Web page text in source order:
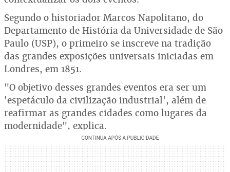
Segundo o historiador Marcos Napolitano, do
Departamento de História da Universidade de São
Paulo (USP), o primeiro se inscreve na tradição
das grandes exposições universais iniciadas em
Londres, em 1851.
"O objetivo desses grandes eventos era ser um
'espetáculo da civilização industrial', além de
reafirmar as grandes cidades como lugares da
modernidade", explica.